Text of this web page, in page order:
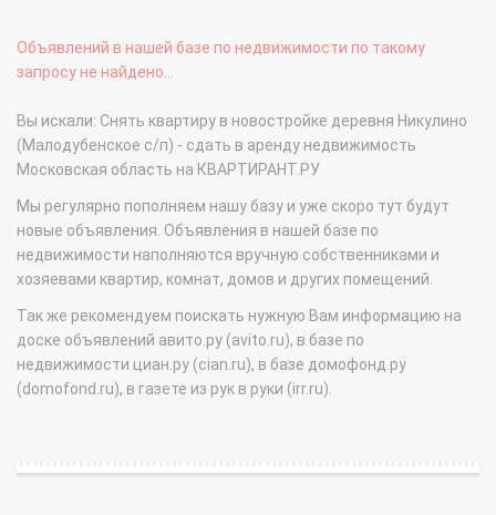
Объявлений в нашей базе по недвижимости по такому
запросу не найдено...
Вы искали: Снять квартиру в новостройке деревня Никулино
(Малодубенское с/п) - сдать в аренду недвижимость
Московская область на КВАРТИРАНТ.РУ
Мы регулярно пополняем нашу базу и уже скоро тут будут
новые объявления. Объявления в нашей базе по
недвижимости наполняются вручную собственниками и
хозяевами квартир, комнат, домов и других помещений.
Так же рекомендуем поискать нужную Вам информацию на
доске объявлений авито.ру (avito.ru), в базе по
недвижимости циан.ру (cian.ru), в базе домофонд.ру
(domofond.ru), в газете из рук в руки (irr.ru).